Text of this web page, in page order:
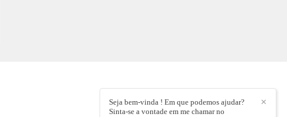
✕
Seja bem-vinda ! Em que podemos ajudar?
Sinta-se a vontade em me chamar no